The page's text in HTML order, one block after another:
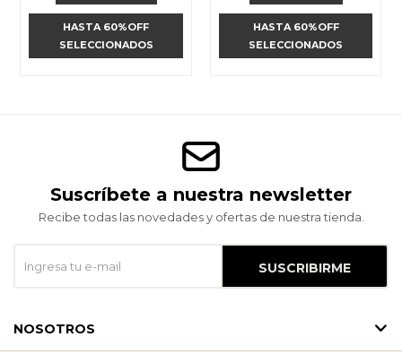
HASTA 60%OFF
SELECCIONADOS
HASTA 60%OFF
SELECCIONADOS
Suscríbete a nuestra newsletter
Recibe todas las novedades y ofertas de nuestra tienda.
SUSCRIBIRME
NOSOTROS